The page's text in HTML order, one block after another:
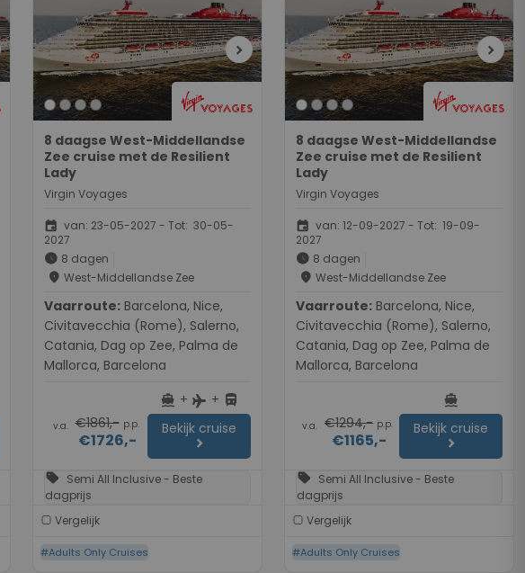
chevron_right
8 daagse West-Middellandse
Zee cruise met de Resilient
Lady
Virgin Voyages
event van: 23-05-2027 - Tot: 30-05-
2027
schedule 8 dagen
place West-Middellandse Zee
Vaarroute:
Civitavecchia (Rome), Salerno,
Catania, Dag op Zee, Palma de
Mallorca, Barcelona
v.a. €1861,- p.p.
€1726,-
directions_boat + flight + directions_bus
Bekijk cruise
chevron_right
sell Semi All Inclusive - Beste
dagprijs
Vergelijk
#Adults Only Cruises
chevron_right
8 daagse West-Middellandse
Zee cruise met de Resilient
Lady
Virgin Voyages
event van: 12-09-2027 - Tot: 19-09-
2027
schedule 8 dagen
place West-Middellandse Zee
Vaarroute:
Civitavecchia (Rome), Salerno,
Catania, Dag op Zee, Palma de
Mallorca, Barcelona
v.a. €1294,- p.p.
€1165,-
directions_boat
Bekijk cruise
chevron_right
sell Semi All Inclusive - Beste
dagprijs
Vergelijk
#Adults Only Cruises